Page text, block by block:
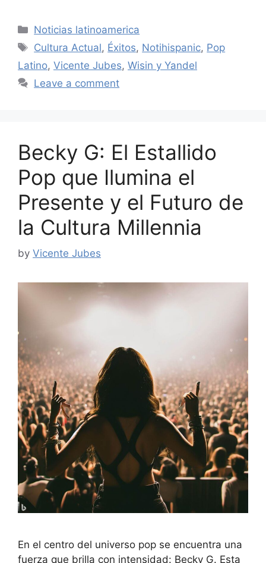
Categories
Noticias latinoamerica
Tags
Cultura Actual, Éxitos, Notihispanic, Pop
Latino, Vicente Jubes, Wisin y Yandel
Leave a comment
Becky G: El Estallido
Pop que Ilumina el
Presente y el Futuro de
la Cultura Millennia
by Vicente Jubes
En el centro del universo pop se encuentra una
fuerza que brilla con intensidad: Becky G. Esta